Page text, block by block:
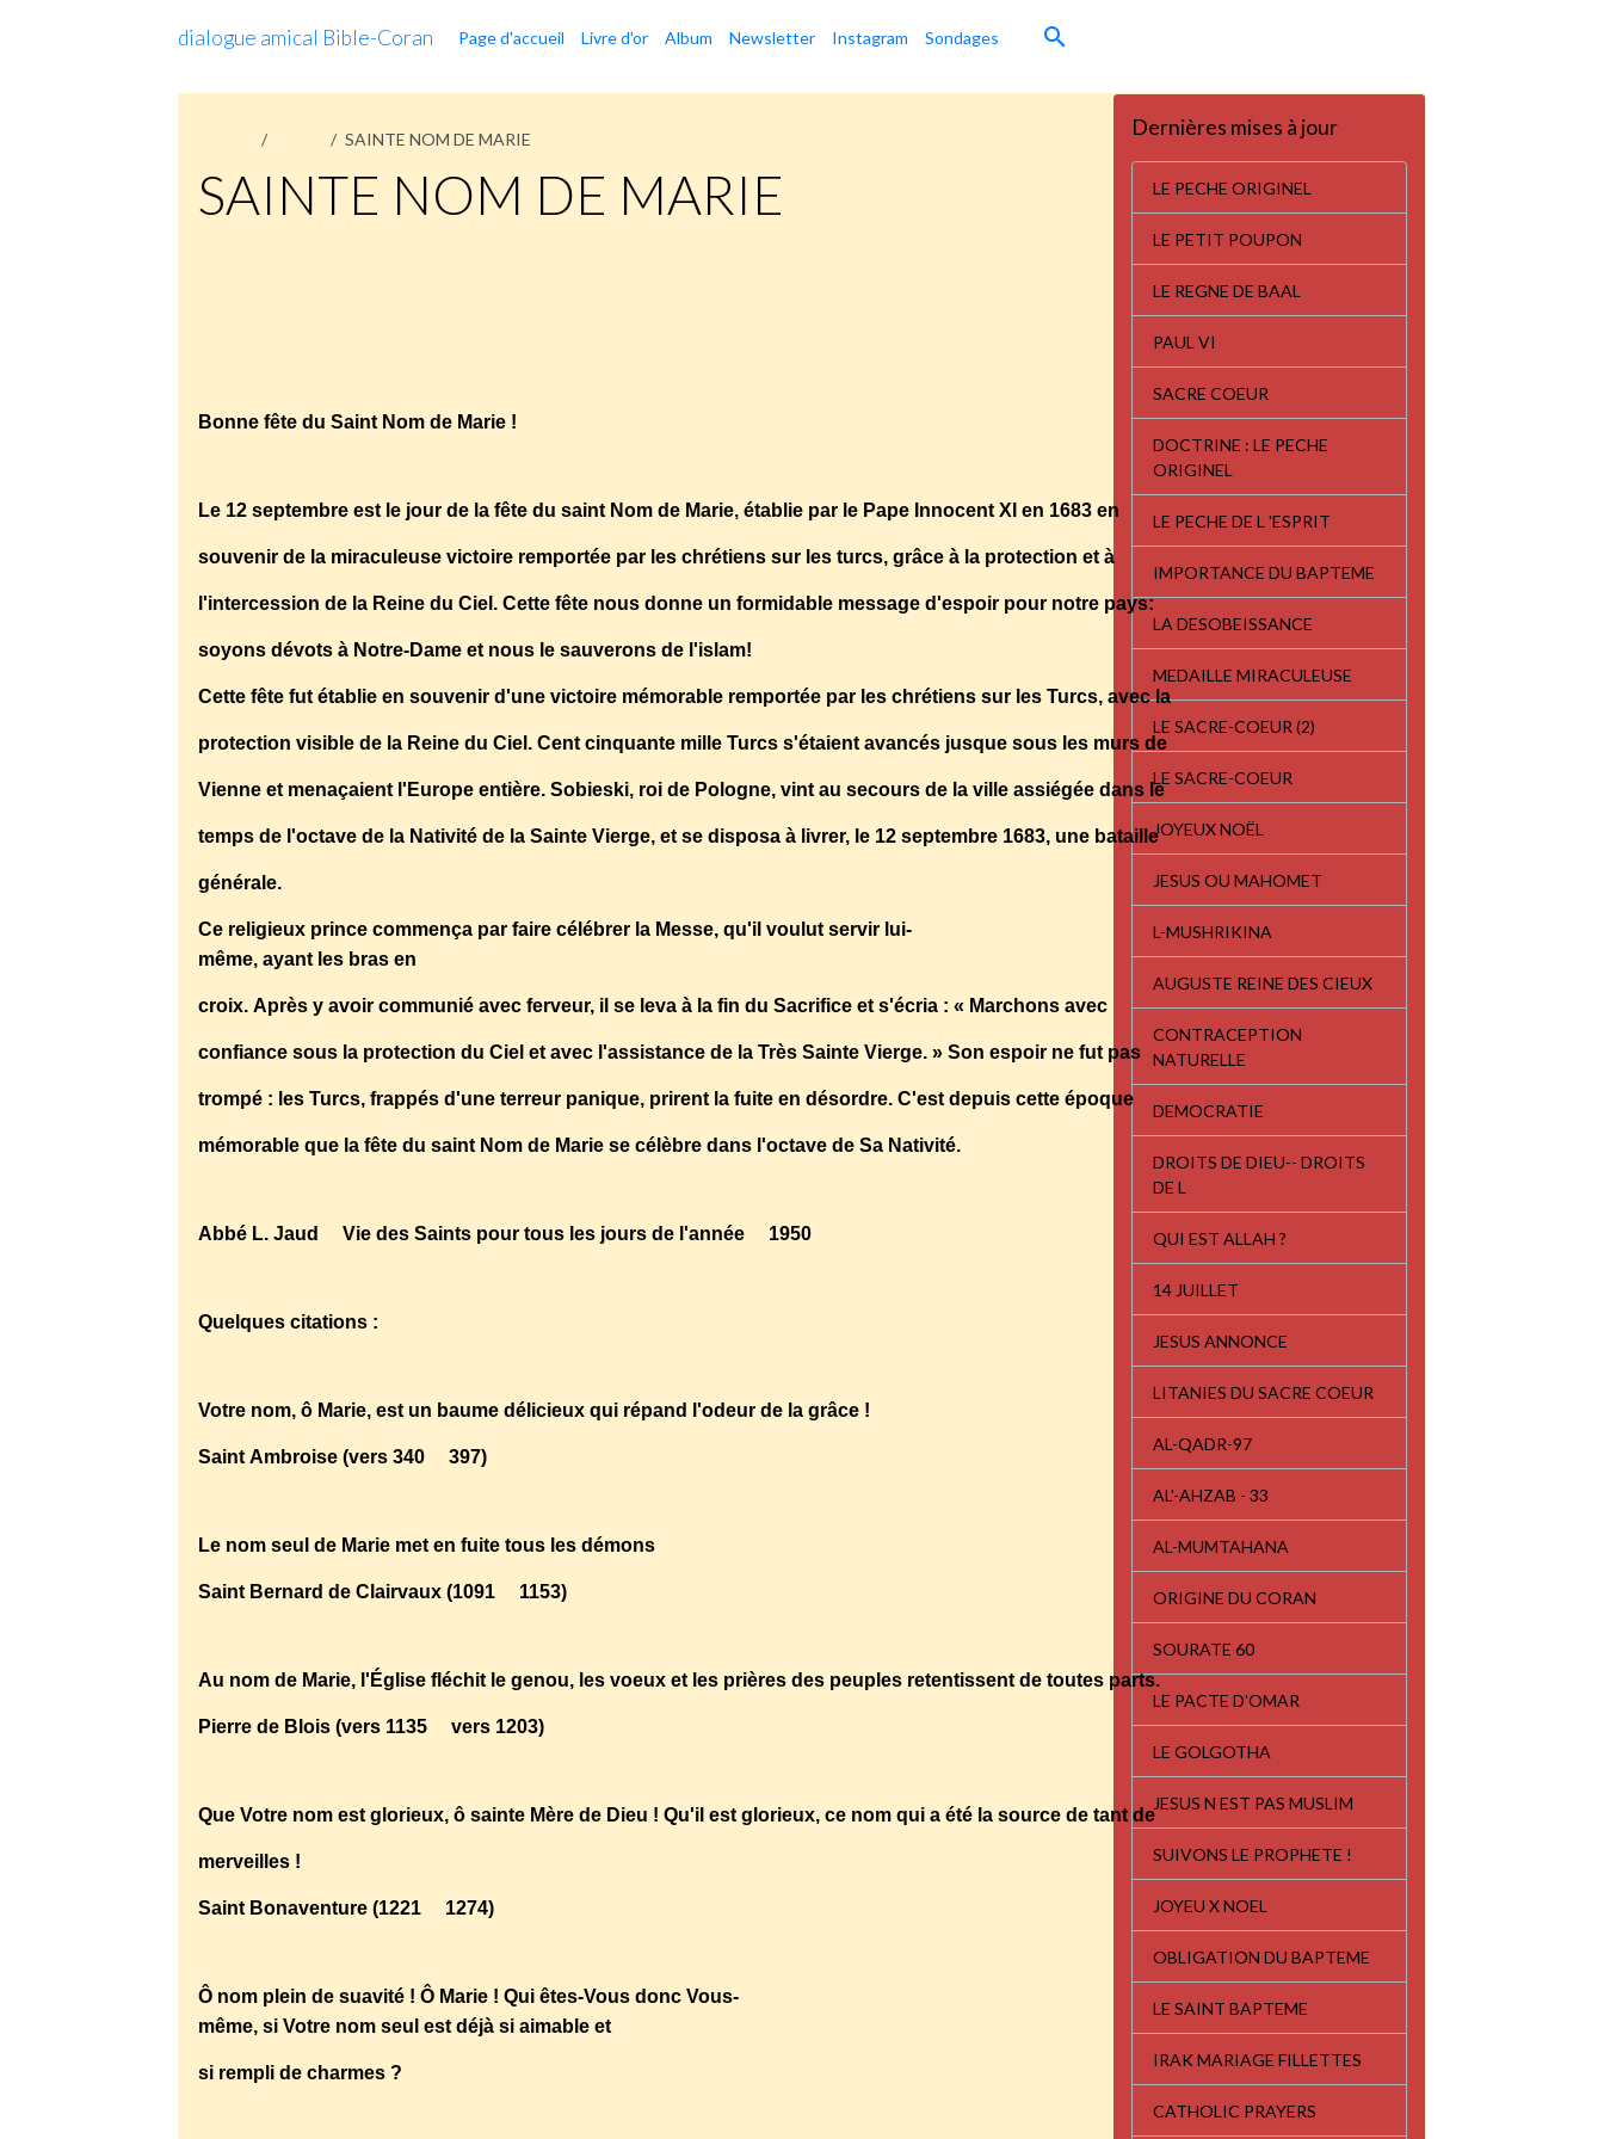
dialogue amical Bible-Coran Page d'accueil Livre d'or Album Newsletter Instagram Sondages
SAINTE NOM DE MARIE
SAINTE NOM DE MARIE
Bonne fête du Saint Nom de Marie !
Le 12 septembre est le jour de la fête du saint Nom de Marie, établie par le Pape Innocent XI en 1683 en
souvenir de la miraculeuse victoire remportée par les chrétiens sur les turcs, grâce à la protection et à
l'intercession de la Reine du Ciel. Cette fête nous donne un formidable message d'espoir pour notre pays:
soyons dévots à Notre-Dame et nous le sauverons de l'islam!
Cette fête fut établie en souvenir d'une victoire mémorable remportée par les chrétiens sur les Turcs, avec la
protection visible de la Reine du Ciel. Cent cinquante mille Turcs s'étaient avancés jusque sous les murs de
Vienne et menaçaient l'Europe entière. Sobieski, roi de Pologne, vint au secours de la ville assiégée dans le
temps de l'octave de la Nativité de la Sainte Vierge, et se disposa à livrer, le 12 septembre 1683, une bataille
générale.
Ce religieux prince commença par faire célébrer la Messe, qu'il voulut servir lui-
même, ayant les bras en
croix. Après y avoir communié avec ferveur, il se leva à la fin du Sacrifice et s'écria : « Marchons avec
confiance sous la protection du Ciel et avec l'assistance de la Très Sainte Vierge. » Son espoir ne fut pas
trompé : les Turcs, frappés d'une terreur panique, prirent la fuite en désordre. C'est depuis cette époque
mémorable que la fête du saint Nom de Marie se célèbre dans l'octave de Sa Nativité.
Abbé L. Jaud Vie des Saints pour tous les jours de l'année 1950
Quelques citations :
Votre nom, ô Marie, est un baume délicieux qui répand l'odeur de la grâce !
Saint Ambroise (vers 340 397)
Le nom seul de Marie met en fuite tous les démons
Saint Bernard de Clairvaux (1091 1153)
Au nom de Marie, l'Église fléchit le genou, les voeux et les prières des peuples retentissent de toutes parts.
Pierre de Blois (vers 1135 vers 1203)
Que Votre nom est glorieux, ô sainte Mère de Dieu ! Qu'il est glorieux, ce nom qui a été la source de tant de
merveilles !
Saint Bonaventure (1221 1274)
Ô nom plein de suavité ! Ô Marie ! Qui êtes-Vous donc Vous-
même, si Votre nom seul est déjà si aimable et
si rempli de charmes ?
Dernières mises à jour
LE PECHE ORIGINEL
LE PETIT POUPON
LE REGNE DE BAAL
PAUL VI
SACRE COEUR
DOCTRINE : LE PECHE
ORIGINEL
LE PECHE DE L 'ESPRIT
IMPORTANCE DU BAPTEME
LA DESOBEISSANCE
MEDAILLE MIRACULEUSE
LE SACRE-COEUR (2)
LE SACRE-COEUR
JOYEUX NOËL
JESUS OU MAHOMET
L-MUSHRIKINA
AUGUSTE REINE DES CIEUX
CONTRACEPTION
NATURELLE
DEMOCRATIE
DROITS DE DIEU-- DROITS
DE L
QUI EST ALLAH ?
14 JUILLET
JESUS ANNONCE
LITANIES DU SACRE COEUR
AL-QADR-97
AL'-AHZAB - 33
AL-MUMTAHANA
ORIGINE DU CORAN
SOURATE 60
LE PACTE D'OMAR
LE GOLGOTHA
JESUS N EST PAS MUSLIM
SUIVONS LE PROPHETE !
JOYEU X NOEL
OBLIGATION DU BAPTEME
LE SAINT BAPTEME
IRAK MARIAGE FILLETTES
CATHOLIC PRAYERS